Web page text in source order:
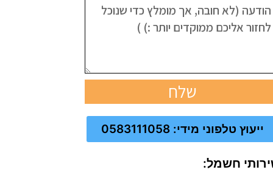
שלח
ייעוץ טלפוני מידי: 0583111058
חשמל: